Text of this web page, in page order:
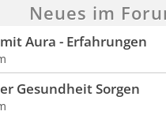
Neues im
Aura - Erfahrungen
Gesundheit Sorgen